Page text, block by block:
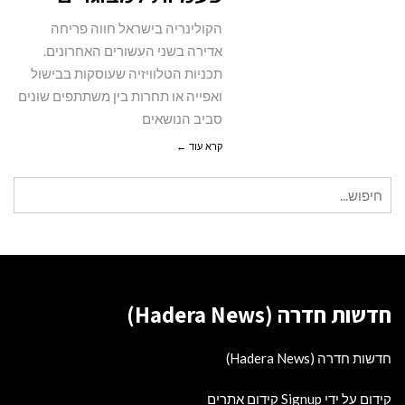
הקולינריה בישראל חווה פריחה
אדירה בשני העשורים האחרונים.
תכניות הטלוויזיה שעוסקות בבישול
ואפייה או תחרות בין משתתפים שונים
סביב הנושאים
קרא עוד ←
עבור:
חדשות חדרה (Hadera News)
חדשות חדרה (Hadera News)
קידום על ידי Signup קידום אתרים